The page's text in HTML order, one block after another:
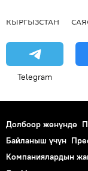
КЫРГЫЗСТАН
Telegram
Долбоор жөнүндө
Байланыш үчүн
Компаниялардын